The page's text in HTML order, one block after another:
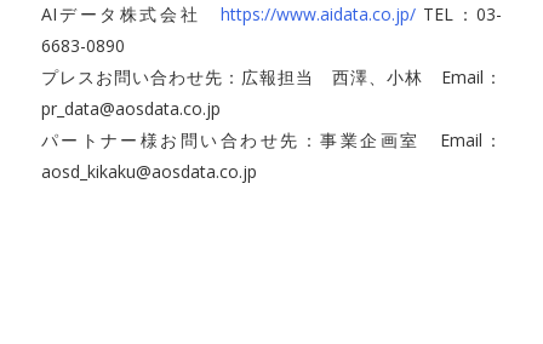
AIデータ株式会社 https://www.aidata.co.jp/TEL：03-
6683-0890
プレスお問い合わせ先：広報担当 西澤、小林 Email：
pr_data@aosdata.co.jp
パートナー様お問い合わせ先：事業企画室 Email：
aosd_kikaku@aosdata.co.jp